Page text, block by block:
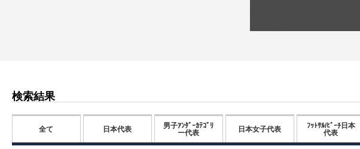
検索結果
全て 日本代表
男子ｱﾝﾀﾞｰｶﾃｺﾞﾘ
ー代表
日本女子代表
ﾌｯﾄｻﾙ/ﾋﾞｰﾁ日本
代表